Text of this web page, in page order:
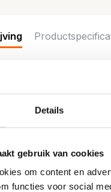
Details
gebruik van cookies
om content en
functies voor social
komt uit de nieuwe
kan gebruikt worden voor
kan de afwerking